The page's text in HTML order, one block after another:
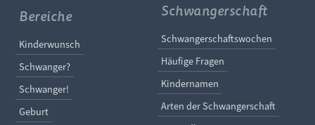
Bereiche
Navigation überspringen
Kinderwunsch
Schwanger?
Schwanger!
Geburt
Schwangerschaft
Navigation
Schwangerschaftswochen
Häufige Fragen
Kindernamen
Arten der Schwangerschaft